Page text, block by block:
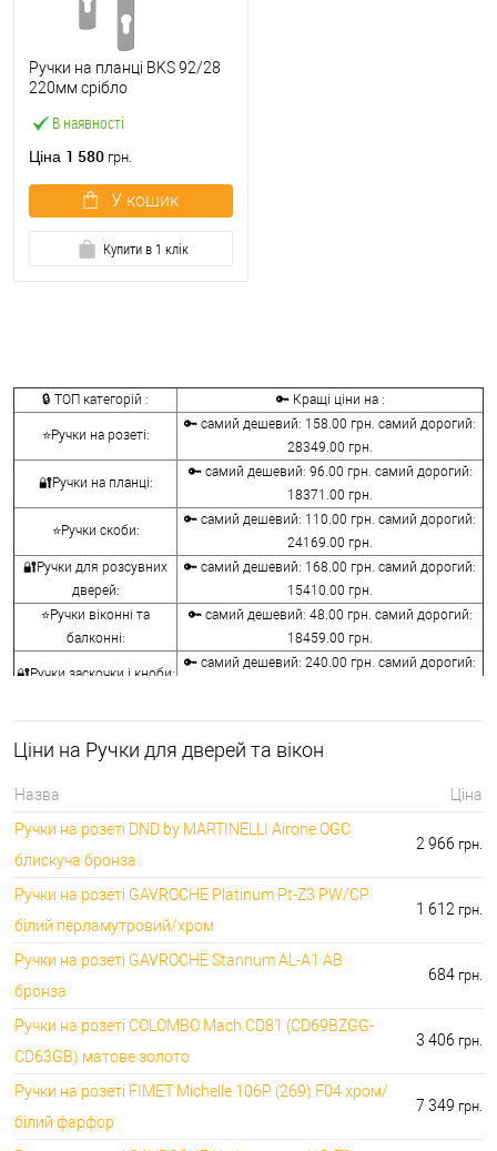
В наявності
Ручки на планці BKS 92/28
220мм срібло
Ціна 1 580 грн.
У кошик
Купити в 1 клік
🔒 ТОП категорій : 🔑 Кращі ціни на :
⭐Ручки на розеті:
🔑 самий дешевий: 158.00 грн. самий дорогий:
28349.00 грн.
🔐Ручки на планці:
🔑 самий дешевий: 96.00 грн. самий дорогий:
18371.00 грн.
⭐Ручки скоби:
🔑 самий дешевий: 110.00 грн. самий дорогий:
24169.00 грн.
🔐Ручки для розсувних
дверей:
🔑 самий дешевий: 168.00 грн. самий дорогий:
15410.00 грн.
⭐Ручки віконні та
балконні:
🔑 самий дешевий: 48.00 грн. самий дорогий:
18459.00 грн.
🔐Ручки заскочки і кноби:
🔑 самий дешевий: 240.00 грн. самий дорогий:
🔐Накладки на
🔑 самий дешевий: 76.00 грн. самий дорогий:
⭐Аксесуари для ручок:
🔑 самий дешевий: 50.00 грн. самий дорогий:
1442.00 грн.
Ціни на Ручки для дверей та вікон
Назва
Ціна
Ручки на розеті DND by MARTINELLI Aironе OGC
блискуча бронза
2 966 грн.
Ручки на розеті GAVROCHE Platinum Pt-Z3 PW/CP
білий перламутровий/хром
1 612 грн.
Ручки на розеті GAVROCHE Stannum AL-A1 AB
бронза
684 грн.
Ручки на розеті COLOMBO Mach CD81 (CD69BZGG-
CD63GB) матове золото
3 406 грн.
Ручки на розеті FIMET Michelle 106P (269) F04 хром/
білий фарфор
7 349 грн.